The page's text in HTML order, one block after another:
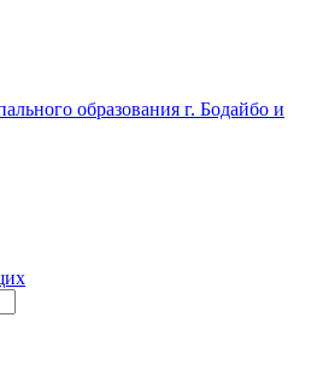
образования г. Бодайбо и